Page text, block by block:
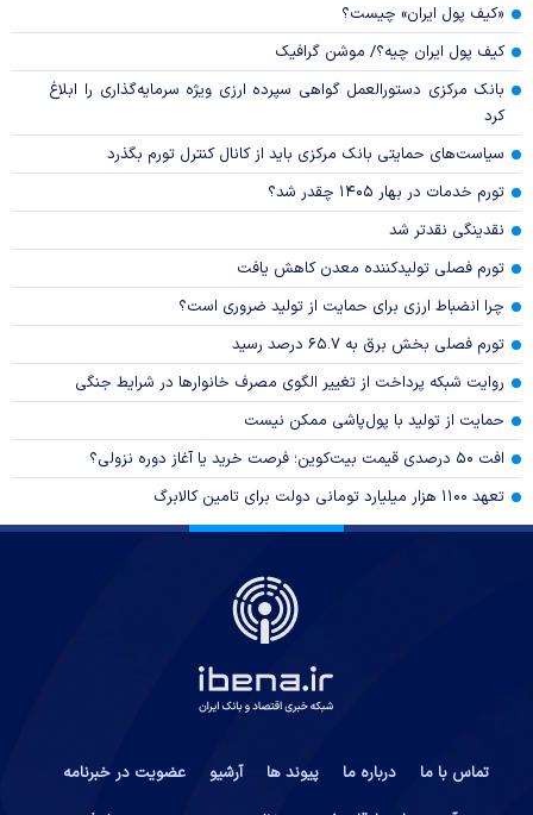
«کیف پول ایران» چیست؟
کیف پول ایران چیه؟/ موشن گرافیک
بانک مرکزی دستورالعمل گواهی سپرده ارزی ویژه سرمایه‌گذاری را ابلاغ
کرد
سیاست‌های حمایتی بانک مرکزی باید از کانال کنترل تورم بگذرد
تورم خدمات در بهار ۱۴۰۵ چقدر شد؟
نقدینگی نقدتر شد
تورم فصلی تولیدکننده معدن کاهش یافت
چرا انضباط ارزی برای حمایت از تولید ضروری است؟
تورم فصلی بخش برق به ۶۵.۷ درصد رسید
روایت شبکه پرداخت از تغییر الگوی مصرف خانوار‌ها در شرایط جنگی
حمایت از تولید با پول‌پاشی ممکن نیست
افت ۵۰ درصدی قیمت بیت‌کوین؛ فرصت خرید یا آغاز دوره نزولی؟
تعهد ۱۱۰۰ هزار میلیارد تومانی دولت برای تامین کالابرگ
تماس با ما درباره ما پیوند ها آرشیو
عضویت در خبرنامه